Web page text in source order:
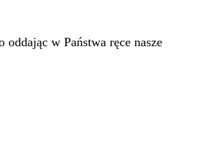
w Państwa ręce nasze